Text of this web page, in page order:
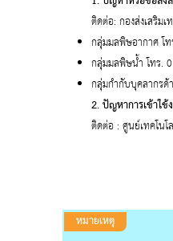
ติดต่อ: กองส่งเสริมเ
กลุ่มมลพิษอากาศ โ
กลุ่มมลพิษน้ำ โทร.
กลุ่มกำกับบุคลากรด้
2. ปัญหาการเข้าใช้
ติดต่อ : ศูนย์เทคโน
หมายเหตุ